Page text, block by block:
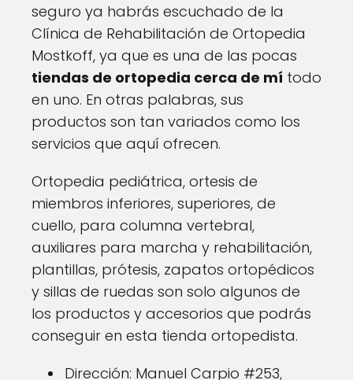
seguro ya habrás escuchado de la
Clínica de Rehabilitación de Ortopedia
Mostkoff, ya que es una de las pocas
tiendas de ortopedia cerca de mí todo
en uno. En otras palabras, sus
productos son tan variados como los
servicios que aquí ofrecen.
Ortopedia pediátrica, ortesis de
miembros inferiores, superiores, de
cuello, para columna vertebral,
auxiliares para marcha y rehabilitación,
plantillas, prótesis, zapatos ortopédicos
y sillas de ruedas son solo algunos de
los productos y accesorios que podrás
conseguir en esta tienda ortopedista.
Dirección: Manuel Carpio #253,